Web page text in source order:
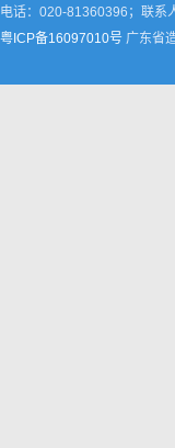
电话：020-81360396；联系
粤ICP备16097010号 广东省